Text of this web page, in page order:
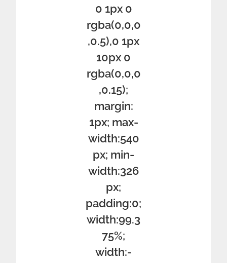
0 1px 0
rgba(0,0,0
,0.5),0 1px
10px 0
rgba(0,0,0
,0.15);
margin:
1px; max-
width:540
px; min-
width:326
px;
padding:0;
width:99.3
75%;
width:-